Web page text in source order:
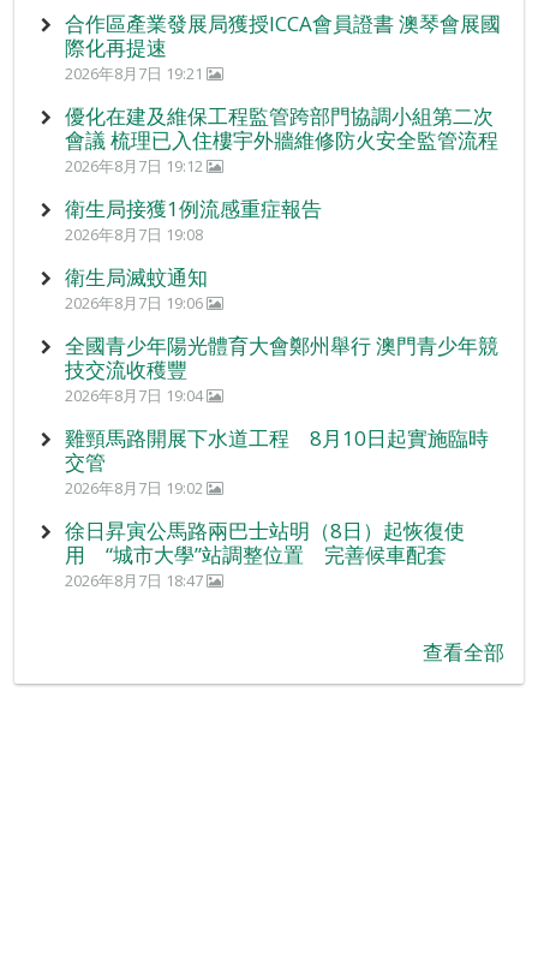
合作區產業發展局獲授ICCA會員證書 澳琴會展國
際化再提速
2026年8月7日 19:21
優化在建及維保工程監管跨部門協調小組第二次
會議 梳理已入住樓宇外牆維修防火安全監管流程
2026年8月7日 19:12
衛生局接獲1例流感重症報告
2026年8月7日 19:08
衛生局滅蚊通知
2026年8月7日 19:06
全國青少年陽光體育大會鄭州舉行 澳門青少年競
技交流收穫豐
2026年8月7日 19:04
雞頸馬路開展下水道工程 8月10日起實施臨時
交管
2026年8月7日 19:02
徐日昇寅公馬路兩巴士站明（8日）起恢復使
用 “城市大學”站調整位置 完善候車配套
2026年8月7日 18:47
查看全部